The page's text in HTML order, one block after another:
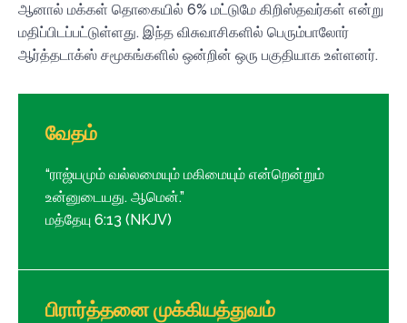
ஆனால் மக்கள் தொகையில் 6% மட்டுமே கிறிஸ்தவர்கள் என்று
மதிப்பிடப்பட்டுள்ளது. இந்த விசுவாசிகளில் பெரும்பாலோர்
ஆர்த்தடாக்ஸ் சமூகங்களில் ஒன்றின் ஒரு பகுதியாக உள்ளனர்.
வேதம்
“ராஜ்யமும் வல்லமையும் மகிமையும் என்றென்றும்
உன்னுடையது. ஆமென்.”
மத்தேயு 6:13 (NKJV)
பிரார்த்தனை முக்கியத்துவம்